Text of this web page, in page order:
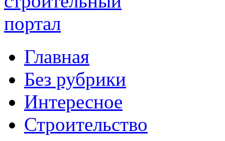
Главная
Без рубрики
Интересное
Строительство